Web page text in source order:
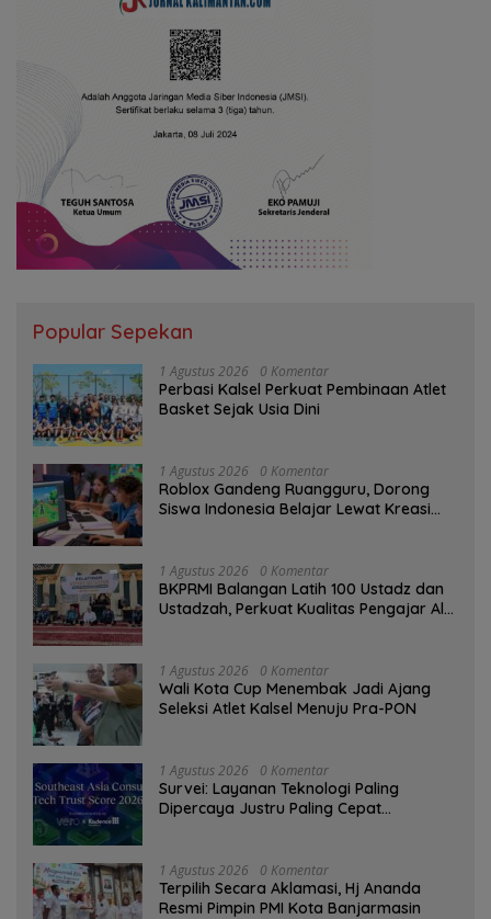
Popular Sepekan
1 Agustus 2026 0 Komentar
Perbasi Kalsel Perkuat Pembinaan Atlet
Basket Sejak Usia Dini
1 Agustus 2026 0 Komentar
Roblox Gandeng Ruangguru, Dorong
Siswa Indonesia Belajar Lewat Kreasi
1 Agustus 2026 0 Komentar
BKPRMI Balangan Latih 100 Ustadz dan
Ustadzah, Perkuat Kualitas Pengajar Al-
1 Agustus 2026 0 Komentar
Wali Kota Cup Menembak Jadi Ajang
Seleksi Atlet Kalsel Menuju Pra-PON
1 Agustus 2026 0 Komentar
Survei: Layanan Teknologi Paling
Dipercaya Justru Paling Cepat
1 Agustus 2026 0 Komentar
‎Terpilih Secara Aklamasi, Hj Ananda
Resmi Pimpin PMI Kota Banjarmasin